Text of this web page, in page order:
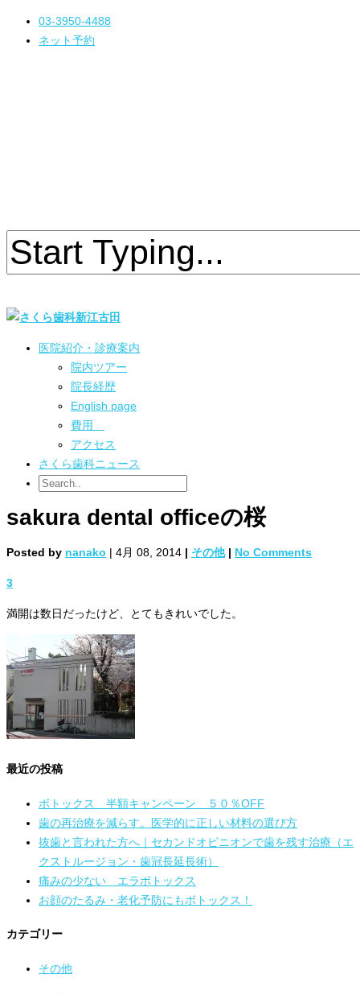
03-3950-4488
ネット予約
医院紹介・診療案内
院内ツアー
院長経歴
English page
費用
アクセス
さくら歯科ニュース
sakura dental officeの桜
Posted by nanako | 4月 08, 2014 | その他 | No Comments
3
満開は数日だったけど、とてもきれいでした。
最近の投稿
ボトックス 半額キャンペーン ５０％OFF
歯の再治療を減らす。医学的に正しい材料の選び方
抜歯と言われた方へ｜セカンドオピニオンで歯を残す治療（エ
クストルージョン・歯冠長延長術）
痛みの少ない エラボトックス
お顔のたるみ・老化予防にもボトックス！
カテゴリー
その他